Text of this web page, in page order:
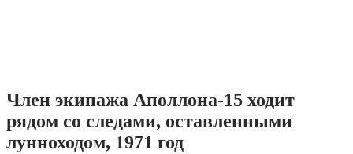
Член экипажа Аполлона-15 ходит
рядом со следами, оставленными
лунноходом, 1971 год